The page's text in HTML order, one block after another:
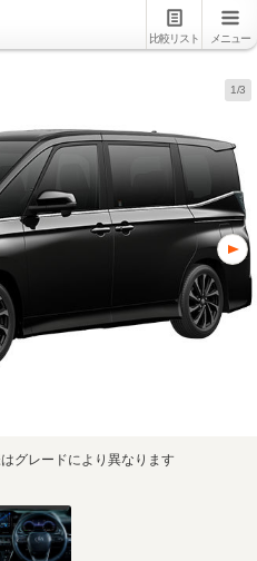
比較リスト メニュー
1/3
グレードにより異なります